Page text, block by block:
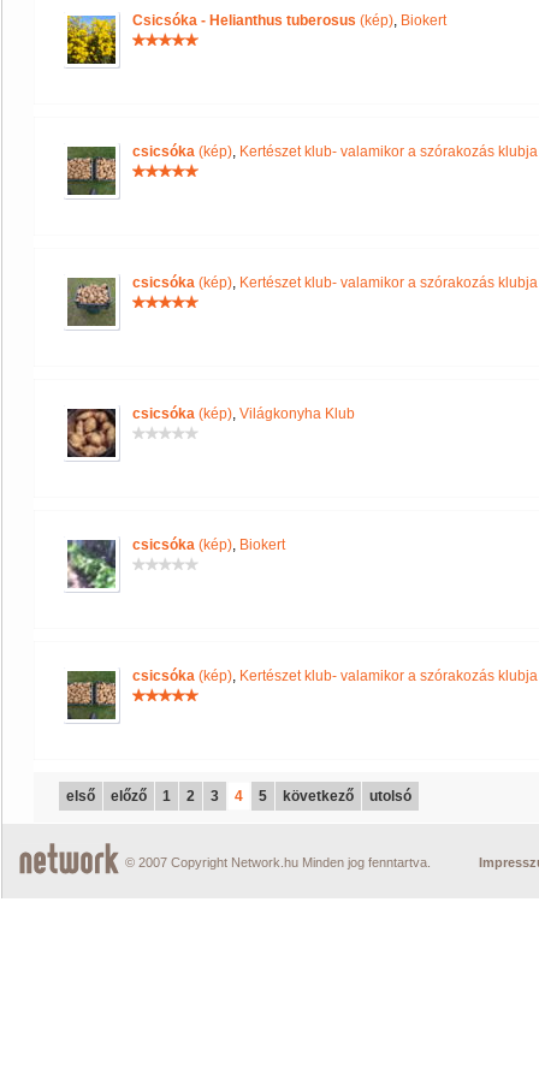
Csicsóka - Helianthus tuberosus (kép), Biokert
csicsóka (kép), Kertészet klub- valamikor a szórakozás
csicsóka (kép), Kertészet klub- valamikor a szórakozás
csicsóka (kép), Világkonyha Klub
csicsóka (kép), Biokert
csicsóka (kép), Kertészet klub- valamikor a szórakozás
első előző 1 2 3 4 5 következő utolsó
© 2007 Copyright Network.hu Minden jog fenntartva.